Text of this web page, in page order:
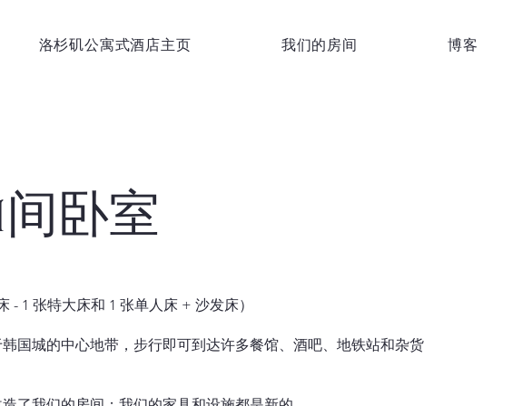
洛杉矶公寓式酒店主页 我们的房间 博客
间卧室
- 1 张特大床和 1 张单人床 + 沙发床）
国城的中心地带，步行即可到达许多餐馆、酒吧、地铁站和杂货